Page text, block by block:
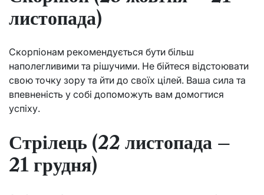
листопада)
Скорпіонам рекомендується бути більш
наполегливими та рішучими. Не бійтеся відстоювати
свою точку зору та йти до своїх цілей. Ваша сила та
впевненість у собі допоможуть вам домогтися
успіху.
Стрілець (22 листопада –
21 грудня)